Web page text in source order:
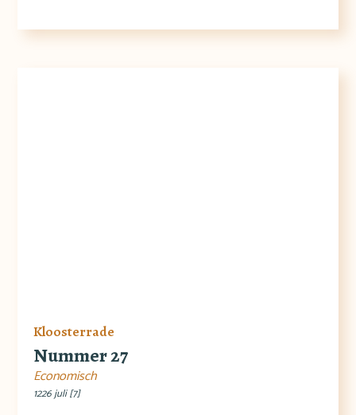
Kloosterrade
Nummer 27
Economisch
1226 juli [7]